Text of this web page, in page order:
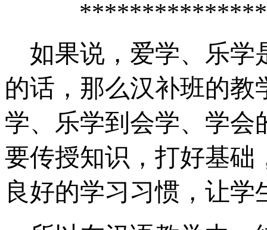
如果说，爱学、乐学
的话，那么汉补班的教
学、乐学到会学、学会
要传授知识，打好基础
良好的学习习惯，让